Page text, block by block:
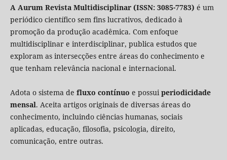
A Aurum Revista Multidisciplinar (ISSN: 3085-7783) é um
periódico científico sem fins lucrativos, dedicado à
promoção da produção acadêmica. Com enfoque
multidisciplinar e interdisciplinar, publica estudos que
exploram as intersecções entre áreas do conhecimento e
que tenham relevância nacional e internacional.
Adota o sistema de fluxo contínuo e possuiperiodicidade
mensal. Aceita artigos originais de diversas áreas do
conhecimento, incluindo ciências humanas, sociais
aplicadas, educação, filosofia, psicologia, direito,
comunicação, entre outras.